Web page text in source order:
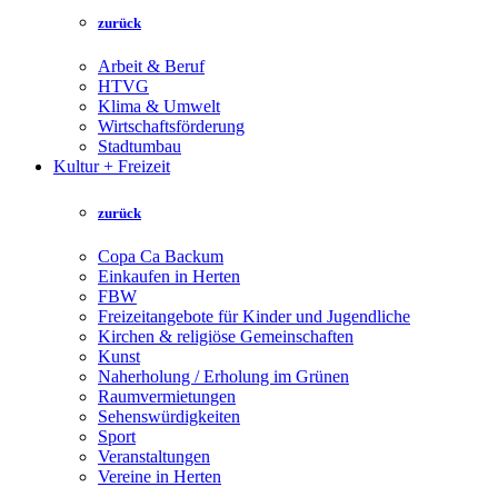
zurück
Arbeit & Beruf
HTVG
Klima & Umwelt
Wirtschaftsförderung
Stadtumbau
Kultur + Freizeit
zurück
Copa Ca Backum
Einkaufen in Herten
FBW
Freizeitangebote für Kinder und Jugendliche
Kirchen & religiöse Gemeinschaften
Kunst
Naherholung / Erholung im Grünen
Raumvermietungen
Sehenswürdigkeiten
Sport
Veranstaltungen
Vereine in Herten